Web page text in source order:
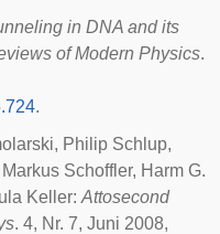
in DNA and its
of Modern Physics.
.
Philip Schlup,
Schoffler, Harm G.
Keller: Attosecond
. 4, Nr. 7, Juni 2008,